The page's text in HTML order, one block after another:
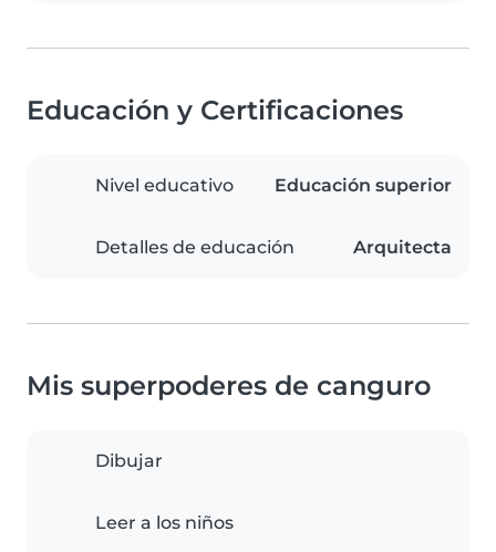
Educación y Certificaciones
Nivel educativo Educación superior
Detalles de educación Arquitecta
Mis superpoderes de canguro
Dibujar
Leer a los niños